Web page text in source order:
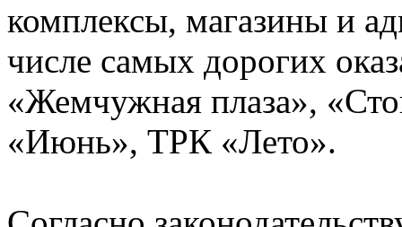
комплексы, магазины и
числе самых дорогих
«Жемчужная плаза»,
«Июнь», ТРК «Лето».